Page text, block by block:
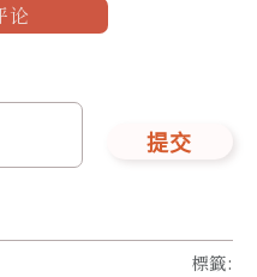
论
提交
標籤: